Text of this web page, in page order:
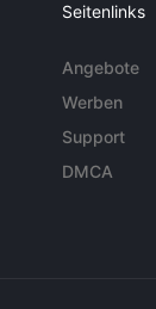
Seitenlinks
Angebote
Werben
Support
DMCA